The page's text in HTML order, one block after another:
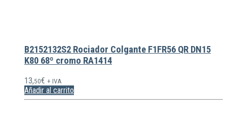
B2152132S2 Rociador Colgante F1FR56 QR DN15
K80 68º cromo RA1414
13,50€ + IVA
Añadir al carrito